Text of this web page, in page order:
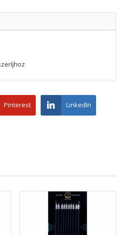
Pinterest LinkedIn